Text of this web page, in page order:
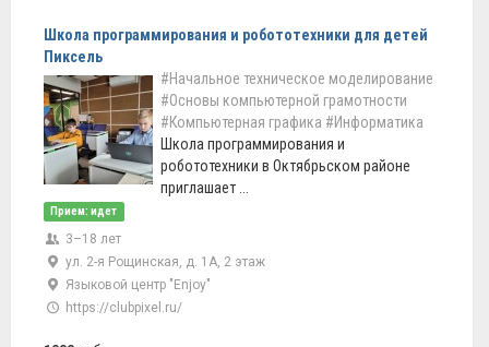
Школа программирования и робототехники для детей
Пиксель
#Начальное техническое моделирование
#Основы компьютерной грамотности
#Компьютерная графика #Информатика
Школа программирования и
робототехники в Октябрьском районе
приглашает ...
Прием: идет
3–18 лет
ул. 2-я Рощинская, д. 1А, 2 этаж
Языковой центр "Enjoy"
https://clubpixel.ru/